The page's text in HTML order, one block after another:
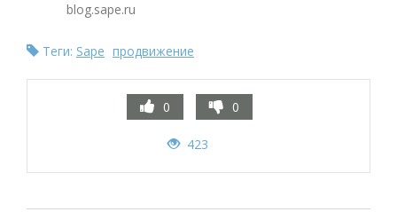
blog.sape.ru
Теги: Sape продвижение
0 0
423